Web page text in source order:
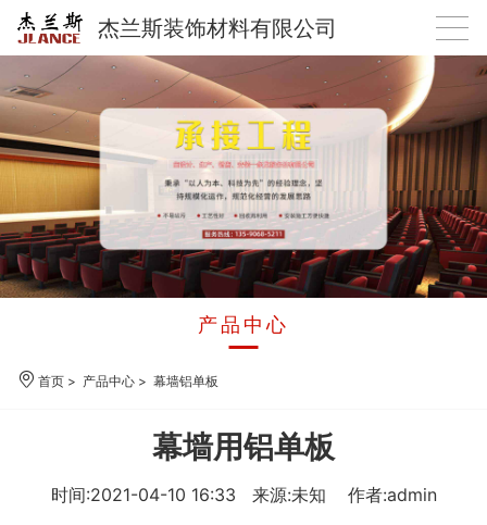
杰兰斯装饰材料有限公司
产品中心
首页 > 产品中心 > 幕墙铝单板
幕墙用铝单板
时间:2021-04-10 16:33 来源:未知 作者:admin